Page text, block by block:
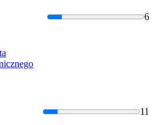
6
11